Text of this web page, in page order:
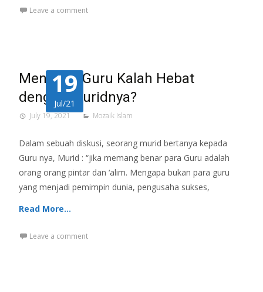
Leave a comment
19
Jul/21
Mengapa Guru Kalah Hebat
dengan Muridnya?
July 19, 2021 Mozaik Islam
Dalam sebuah diskusi, seorang murid bertanya kepada
Guru nya, Murid : “jika memang benar para Guru adalah
orang orang pintar dan ‘alim. Mengapa bukan para guru
yang menjadi pemimpin dunia, pengusaha sukses,
Read More…
Leave a comment